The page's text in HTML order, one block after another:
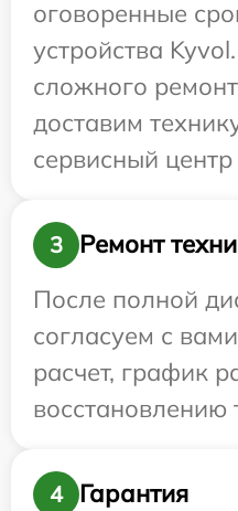
оговоренные
устройства
сложного
доставим
сервисный центр
3
Ремонт
После полной
согласуем с
расчет, график
восстановлению
4 Гарантия